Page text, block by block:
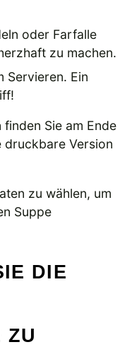
oder Farfalle
zu machen.
Servieren. Ein
Sie am Ende
druckbare Version
zu wählen, um
Suppe
DIE
ZU